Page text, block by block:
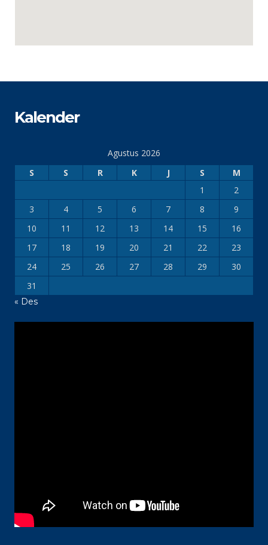
Kalender
Agustus 2026
S
S R K J S
M
1
2
3
4 5 6 7 8
9
10
11 12 13 14 15
16
17
18 19 20 21 22
23
24
25 26 27 28 29
30
31
« Des